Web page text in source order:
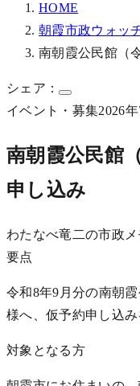
HOME
朝霞市政ウォッ
南朝霞公民館（
シェア：
イベント・募集2026
南朝霞公民館
申し込み
わたなべ竜二の市政
要点
令和8年9月分の南朝
様へ、仮予約申し込み
対象となる方